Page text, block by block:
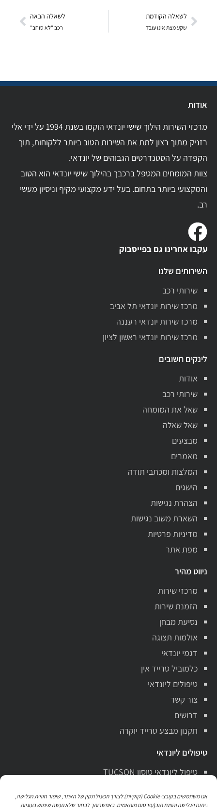
אנו משתמשים בקובצי Cookie (קוקיות) לצורך תפעול תקין של האתר, שיפור חוויית הגלישה,
ניתוח הגלישה והצגת תוכן/פרסום מותאמים. באפשרותך לבחור שלא נעשה שימוש בעוגיות
לשאלה הקודמת
שקע מצת אינו עובד
לשאלה הבאה
רכב "לא סוחב"
אודות
מרכזי השירות הילוך שישי יונדאי הוקמו בשנת 1994 על ידי אלי
רזניק מתוך רצון לתת את השירות הטוב ביותר ללקוחות, תוך
הקפדה על הסטנדרטים הגבוהים של יונדאי.
צוות המומחים המטפל ברכבך בהילוך שישי יונדאי הוא הטוב
והמקצועי ביותר בתחום. בעל ידע מקצועי מקיף וניסיון מעשי
רב.
עקבו אחרינו גם בפייסבוק
השירותים שלנו
שירותי רכב
מרכז שירות יונדאי תל אביב
מרכז שירות יונדאי רעננה
מרכז שירות יונדאי ראשון לציון
לינקים חשובים
אודות
שירותי רכב
שאל את המומחה
שאל שאלה
מבצעים
מאמרים
המלצות ומכתבי תודה
הישגים
הצהרת נגישות
השארת משוב נגישות
מדיניות פרטיות
מפת אתר
ניווט מהיר
מרכזי שירות
הזמנת שירות
נסיעת מבחן
אולמות תצוגה
דגמי יונדאי
כלמוביל טרייד אין
טיפולים ליונדאי
צור קשר
דרושים
תקנון מבצע טרייד יוקרה
טיפולים ליונדאי
טיפול ליונדאי טוסון TUCSON
טיפול ליונדאי i10